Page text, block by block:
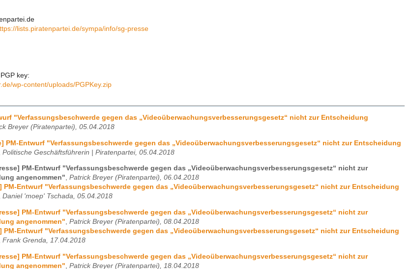
lists.piratenpartei.de/sympa/info/sg-presse
key:
wp-content/uploads/PGPKey.zip
"Verfassungsbeschwerde gegen das „Videoüberwachungsverbesserungsgesetz“ nicht zur Entscheidung
Breyer (Piratenpartei), 05.04.2018
PM-Entwurf "Verfassungsbeschwerde gegen das „Videoüberwachungsverbesserungsgesetz“ nicht zur Entscheidung
Politische Geschäftsführerin | Piratenpartei, 05.04.2018
PM-Entwurf "Verfassungsbeschwerde gegen das „Videoüberwachungsverbesserungsgesetz“ nicht zur
angenommen", Patrick Breyer (Piratenpartei), 06.04.2018
PM-Entwurf "Verfassungsbeschwerde gegen das „Videoüberwachungsverbesserungsgesetz“ nicht zur Entscheidung
Daniel 'moep' Tschada, 05.04.2018
PM-Entwurf "Verfassungsbeschwerde gegen das „Videoüberwachungsverbesserungsgesetz“ nicht zur
angenommen", Patrick Breyer (Piratenpartei), 08.04.2018
PM-Entwurf "Verfassungsbeschwerde gegen das „Videoüberwachungsverbesserungsgesetz“ nicht zur Entscheidung
Frank Grenda, 17.04.2018
PM-Entwurf "Verfassungsbeschwerde gegen das „Videoüberwachungsverbesserungsgesetz“ nicht zur
angenommen" Patrick Breyer (Piratenpartei), 18.04.2018